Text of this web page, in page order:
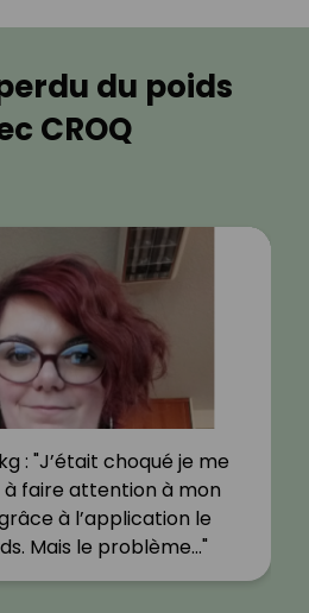
du poids
CROQ
: "J’était choqué je me
à faire attention à mon
à l’application le
Mais le problème…"